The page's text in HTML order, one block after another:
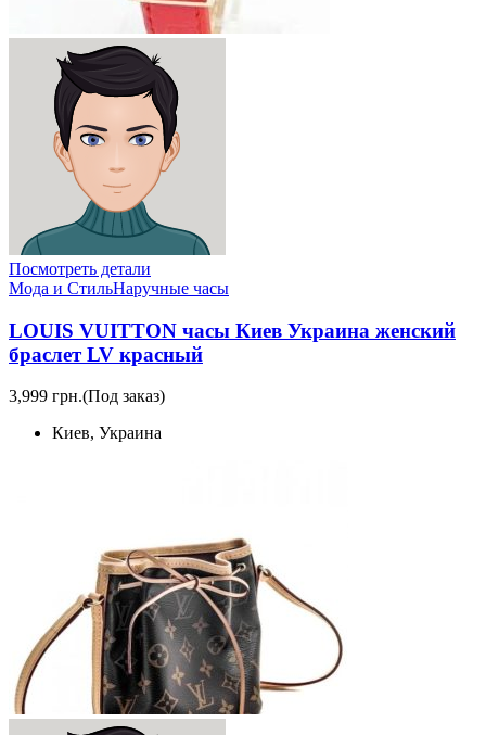
Посмотреть детали
Мода и СтильНаручные часы
LOUIS VUITTON часы Киев Украина женский
браслет LV красный
3,999 грн.(Под заказ)
Киев, Украина